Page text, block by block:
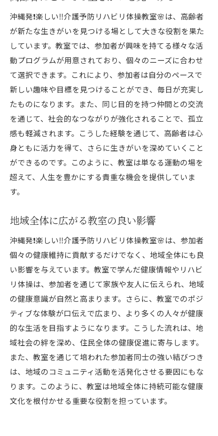
沖縄発❗️楽しい‼️介護予防リハビリ体操教室🌸は、高齢者
が新たな生きがいを見つける場として大きな役割を果た
しています。教室では、参加者が興味を持てる様々な活
動プログラムが用意されており、個々のニーズに合わせ
て選択できます。これにより、参加者は自分のペースで
新しい趣味や目標を見つけることができ、毎日が充実し
たものになります。また、同じ目的を持つ仲間との交流
を通じて、社会的なつながりが強化されることで、孤立
感も軽減されます。こうした経験を通じて、高齢者は心
身ともに活力を得て、さらに生きがいを深めていくこと
ができるのです。このように、教室は単なる運動の場を
超えて、人生を豊かにする貴重な機会を提供していま
す。
地域全体に広がる教室の良い影響
沖縄発❗️楽しい‼️介護予防リハビリ体操教室🌸は、参加者
個々の健康維持に貢献するだけでなく、地域全体にも良
い影響を与えています。教室で学んだ健康情報やリハビ
リ体操は、参加者を通じて家族や友人に伝えられ、地域
の健康意識が自然と高まります。さらに、教室でのポジ
ティブな体験が口伝えで広まり、より多くの人々が健康
的な生活を目指すようになります。こうした流れは、地
域社会の絆を深め、住民全体の健康促進に寄与します。
また、教室を通じて培われた参加者同士の強い結びつき
は、地域のコミュニティ活動を活発化させる要因にもな
ります。このように、教室は地域全体に持続可能な健康
文化を根付かせる重要な役割を担っています。